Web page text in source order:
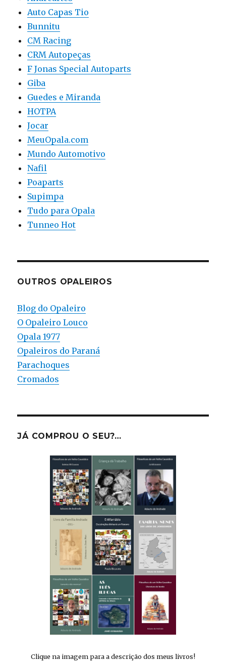
Auto Capas Tio
Bunnitu
CM Racing
CRM Autopeças
F Jonas Special Autoparts
Giba
Guedes e Miranda
HOTPA
Jocar
MeuOpala.com
Mundo Automotivo
Nafil
Poaparts
Supimpa
Tudo para Opala
Tunneo Hot
OUTROS OPALEIROS
Blog do Opaleiro
O Opaleiro Louco
Opala 1977
Opaleiros do Paraná
Parachoques
Cromados
JÁ COMPROU O SEU?…
Clique na imagem para a descrição dos meus livros!